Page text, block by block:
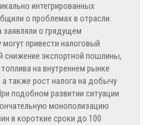
интегрированных
о проблемах в отрасли.
о грядущем
привести налоговый
снижение экспортной пошлины,
на внутреннем рынке
также рост налога на добычу
подобном развитии ситуации
монополизацию
в короткие сроки до 100